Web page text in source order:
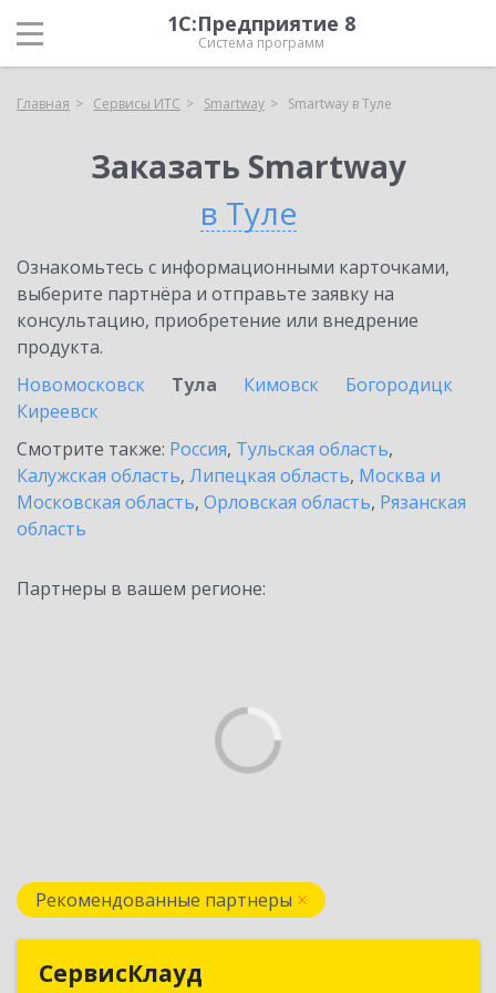
1С:Предприятие 8
Система программ
Главная Сервисы ИТС Smartway Smartway в Туле
Заказать Smartway
в Туле
Ознакомьтесь с информационными карточками,
выберите партнёра и отправьте заявку на
консультацию, приобретение или внедрение
продукта.
Новомосковск
Тула Кимовск
Богородицк
Киреевск
Смотрите также: Россия, Тульская область,
Калужская область, Липецкая область, Москва и
Московская область, Орловская область, Рязанская
область
Партнеры в вашем регионе:
Рекомендованные партнеры
СервисКлауд